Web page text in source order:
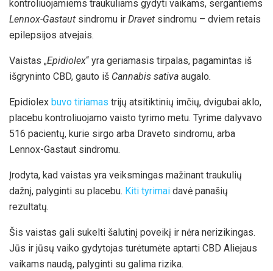
kontroliuojamiems traukuliams gydyti vaikams, sergantiems
Lennox-Gastaut sindromu ir Dravet sindromu – dviem retais
epilepsijos atvejais.
Vaistas „Epidiolex“ yra geriamasis tirpalas, pagamintas iš
išgryninto CBD, gauto iš Cannabis sativa augalo.
Epidiolex buvo tiriamas trijų atsitiktinių imčių, dvigubai aklo,
placebu kontroliuojamo vaisto tyrimo metu. Tyrime dalyvavo
516 pacientų, kurie sirgo arba Draveto sindromu, arba
Lennox-Gastaut sindromu.
Įrodyta, kad vaistas yra veiksmingas mažinant traukulių
dažnį, palyginti su placebu. Kiti tyrimai davė panašių
rezultatų.
Šis vaistas gali sukelti šalutinį poveikį ir nėra nerizikingas.
Jūs ir jūsų vaiko gydytojas turėtumėte aptarti CBD Aliejaus
vaikams naudą, palyginti su galima rizika.